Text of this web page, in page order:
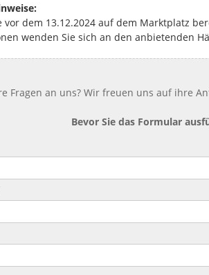
vor dem 13.12.2024 auf dem Marktplatz
wenden Sie sich an den anbietenden
Fragen an uns? Wir freuen uns auf ihre
Bevor Sie das Formular